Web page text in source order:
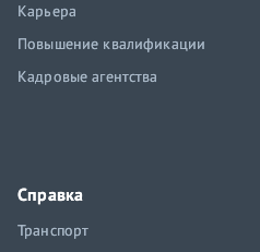
Карьера
Повышение квалификации
Кадровые агентства
Справка
Транспорт